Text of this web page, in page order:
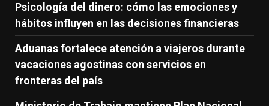
Psicología del dinero: cómo las emociones y
hábitos influyen en las decisiones financieras
Aduanas fortalece atención a viajeros durante
vacaciones agostinas con servicios en
fronteras del país